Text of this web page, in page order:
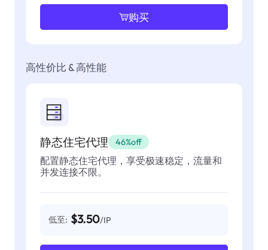
购买
高性价比 & 高性能
静态住宅代理 46%off
配置静态住宅代理，享受极速稳定，流量和
并发连接不限。
低至: $3.50/IP